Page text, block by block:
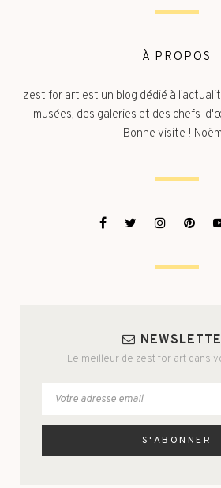
À PROPOS
zest for art est un blog dédié à
musées, des galeries et des chefs-
Bonne visite !
Le meilleur de zest for art dans